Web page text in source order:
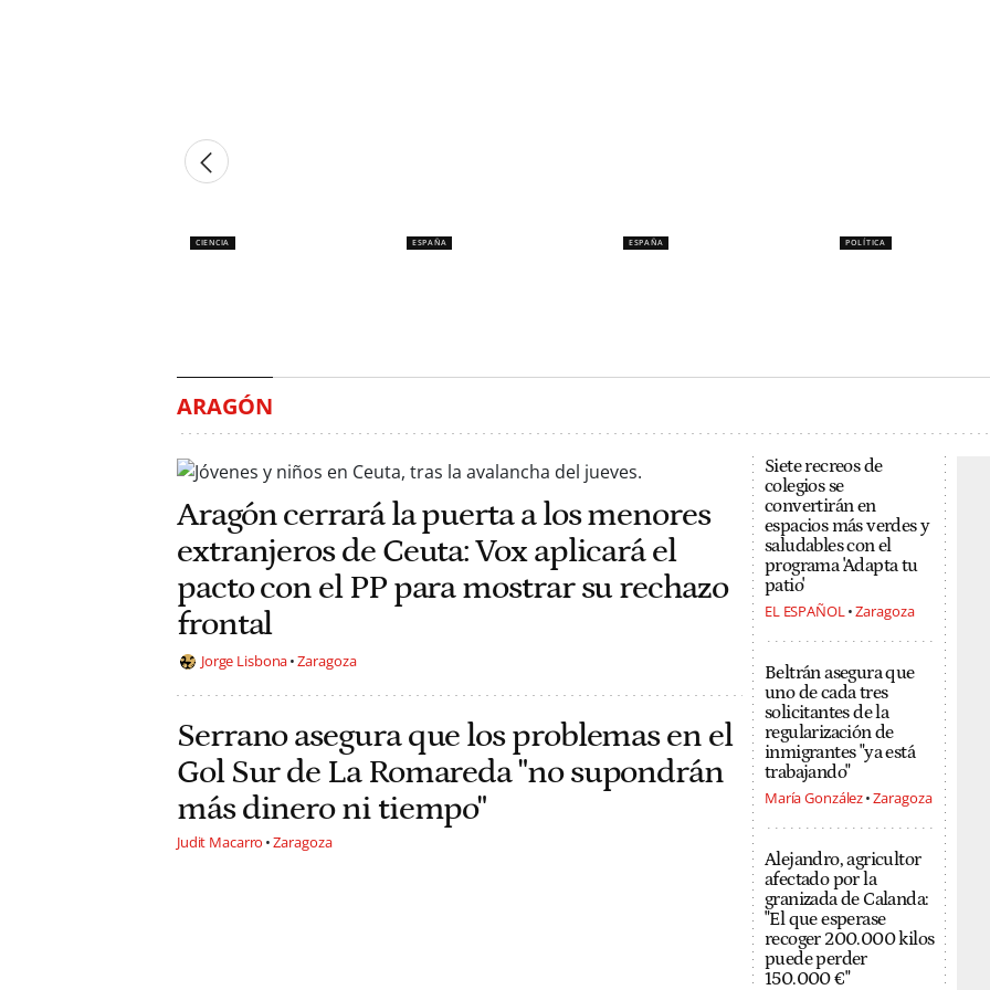
CIENCIA ESPAÑA ESPAÑA POLÍTICA
ARAGÓN
Aragón cerrará la puerta a los menores
extranjeros de Ceuta: Vox aplicará el
pacto con el PP para mostrar su rechazo
frontal
Jorge Lisbona Zaragoza
Serrano asegura que los problemas en el
Gol Sur de La Romareda "no supondrán
más dinero ni tiempo"
Judit Macarro Zaragoza
Siete recreos de
colegios se
convertirán en
espacios más verdes y
saludables con el
programa 'Adapta tu
patio'
EL ESPAÑOL Zaragoza
Beltrán asegura que
uno de cada tres
solicitantes de la
regularización de
inmigrantes "ya está
trabajando"
María González Zaragoza
Alejandro, agricultor
afectado por la
granizada de Calanda:
"El que esperase
recoger 200.000 kilos
puede perder
150.000 €"